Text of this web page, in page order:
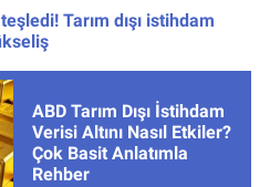
Tarım dışı istihdam
ABD Tarım Dışı İstihdam
Verisi Altını Nasıl Etkiler?
Çok Basit Anlatımla
Rehber